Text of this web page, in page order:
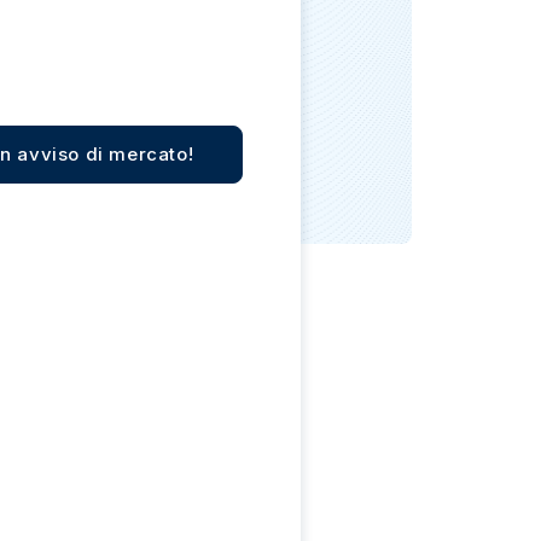
avviso di mercato!